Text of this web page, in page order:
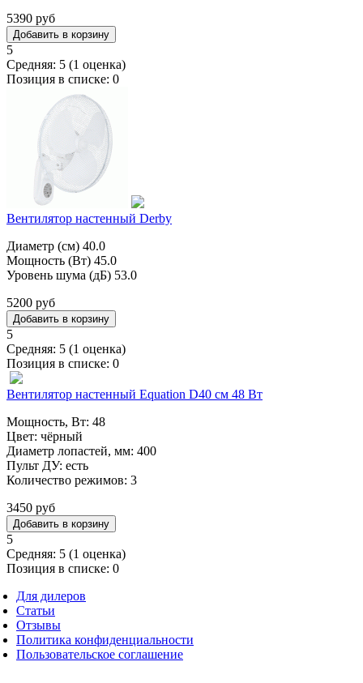
5390 руб
5
Средняя: 5 (1 оценка)
Позиция в списке: 0
Вентилятор настенный Derby
Диаметр (см) 40.0
Мощность (Вт) 45.0
Уровень шума (дБ) 53.0
5200 руб
5
Средняя: 5 (1 оценка)
Позиция в списке: 0
Вентилятор настенный Equation D40 см 48 Вт
Мощность, Вт: 48
Цвет: чёрный
Диаметр лопастей, мм: 400
Пульт ДУ: есть
Количество режимов: 3
3450 руб
5
Средняя: 5 (1 оценка)
Позиция в списке: 0
Для дилеров
Статьи
Отзывы
Политика конфиденциальности
Пользовательское соглашение